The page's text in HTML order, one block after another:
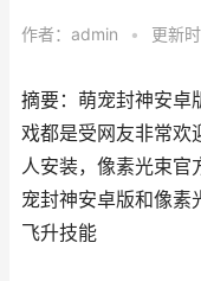
作者： admin • 更新
摘要：萌宠封神安卓
戏都是受网友非常欢
人安装，像素光束官
宠封神安卓版和像素
飞升技能